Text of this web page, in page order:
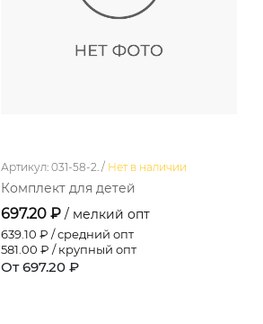
Артикул: 031-58-2. / Нет в наличии
Комплект для детей
697.20 ₽ / мелкий опт
639.10 ₽ / средний опт
581.00 ₽ / крупный опт
От 697.20 ₽